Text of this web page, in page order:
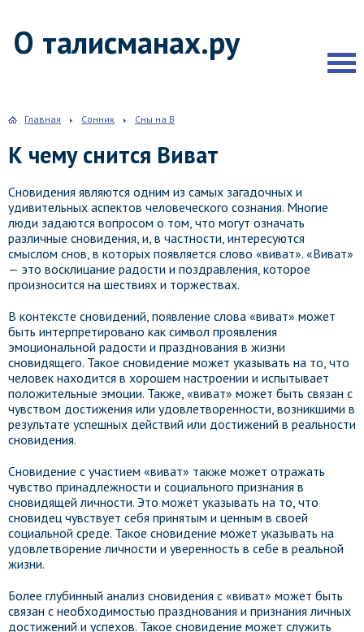
О талисманах.ру
Главная Сонник Сны на В
К чему снится Виват
Сновидения являются одним из самых загадочных и
удивительных аспектов человеческого сознания. Многие
люди задаются вопросом о том, что могут означать
различные сновидения, и, в частности, интересуются
смыслом снов, в которых появляется слово «виват». «Виват»
— это восклицание радости и поздравления, которое
произносится на шествиях и торжествах.
В контексте сновидений, появление слова «виват» может
быть интерпретировано как символ проявления
эмоциональной радости и празднования в жизни
сновидящего. Такое сновидение может указывать на то, что
человек находится в хорошем настроении и испытывает
положительные эмоции. Также, «виват» может быть связан с
чувством достижения или удовлетворенности, возникшими в
результате успешных действий или достижений в реальности
сновидения.
Сновидение с участием «виват» также может отражать
чувство принадлежности и социального признания в
сновидящей личности. Это может указывать на то, что
сновидец чувствует себя принятым и ценным в своей
социальной среде. Такое сновидение может указывать на
удовлетворение личности и уверенность в себе в реальной
жизни.
Более глубинный анализ сновидения с «виват» может быть
связан с необходимостью празднования и признания личных
достижений и успехов. Такое сновидение может служить